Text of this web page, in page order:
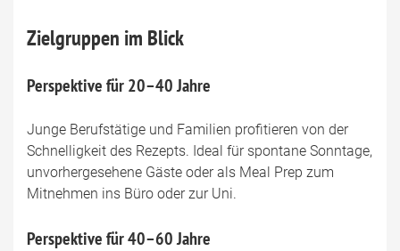
Zielgruppen im Blick
Perspektive für 20–40 Jahre
Junge Berufstätige und Familien profitieren von der
Schnelligkeit des Rezepts. Ideal für spontane Sonntage,
unvorhergesehene Gäste oder als Meal Prep zum
Mitnehmen ins Büro oder zur Uni.
Perspektive für 40–60 Jahre